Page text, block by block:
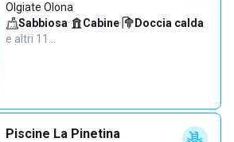
Olgiate Olona
Sabbiosa· Cabine· Doccia calda·
e altri 11…
Piscine La Pinetina